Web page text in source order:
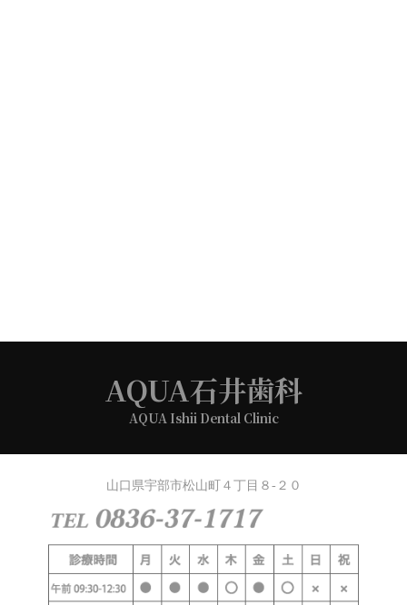
AQUA石井歯科
AQUA Ishii Dental Clinic
山口県宇部市松山町４丁目８-２０